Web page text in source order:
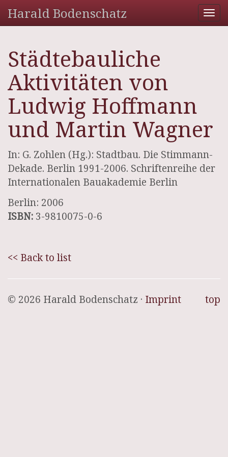
Harald Bodenschatz
Städtebauliche
Aktivitäten von
Ludwig Hoffmann
und Martin Wagner
In: G. Zohlen (Hg.): Stadtbau. Die Stimmann-
Dekade. Berlin 1991-2006. Schriftenreihe der
Internationalen Bauakademie Berlin
Berlin: 2006
ISBN: 3-9810075-0-6
<< Back to list
top
© 2026 Harald Bodenschatz · Imprint